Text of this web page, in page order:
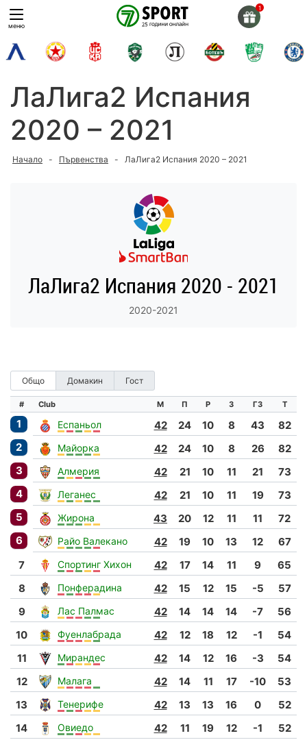
Skip
to
content
меню
ЛаЛига2 Испания
2020 – 2021
Начало - Първенства - ЛаЛига2 Испания 2020 – 2021
ЛаЛига2 Испания 2020 - 2021
2020-2021
Общо Домакин Гост
# Club М П Р З ГЗ Т
1 Еспаньол 42 24 10 8 43
82
2
Майорка 42 24 10 8 26
82
3
Алмерия 42 21 10 11 21
73
4
Леганес 42 21 10 11 19
73
5
Жирона 43 20 12 11 11
72
6
Райо Валекано 42 19 10 13 12
67
7
Спортинг Хихон 42 17 14 11 9
65
8
Понферадина 42 15 12 15 -5
57
9
Лас Палмас 42 14 14 14 -7
56
10
Фуенлабрада 42 12 18 12 -1
54
11
Мирандес 42 14 12 16 -3
54
12
Малага 42 14 11 17 -10
53
13
Тенерифе 42 13 13 16 0
52
14
Овиедо 42 11 19 12 -1
52